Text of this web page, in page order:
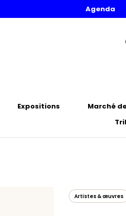
Agenda
Expositions Marché
Artistes & œuvres